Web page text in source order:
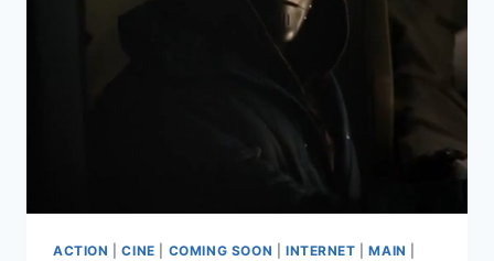
ACTION |CINE COMING SOON INTERNET |MAIN